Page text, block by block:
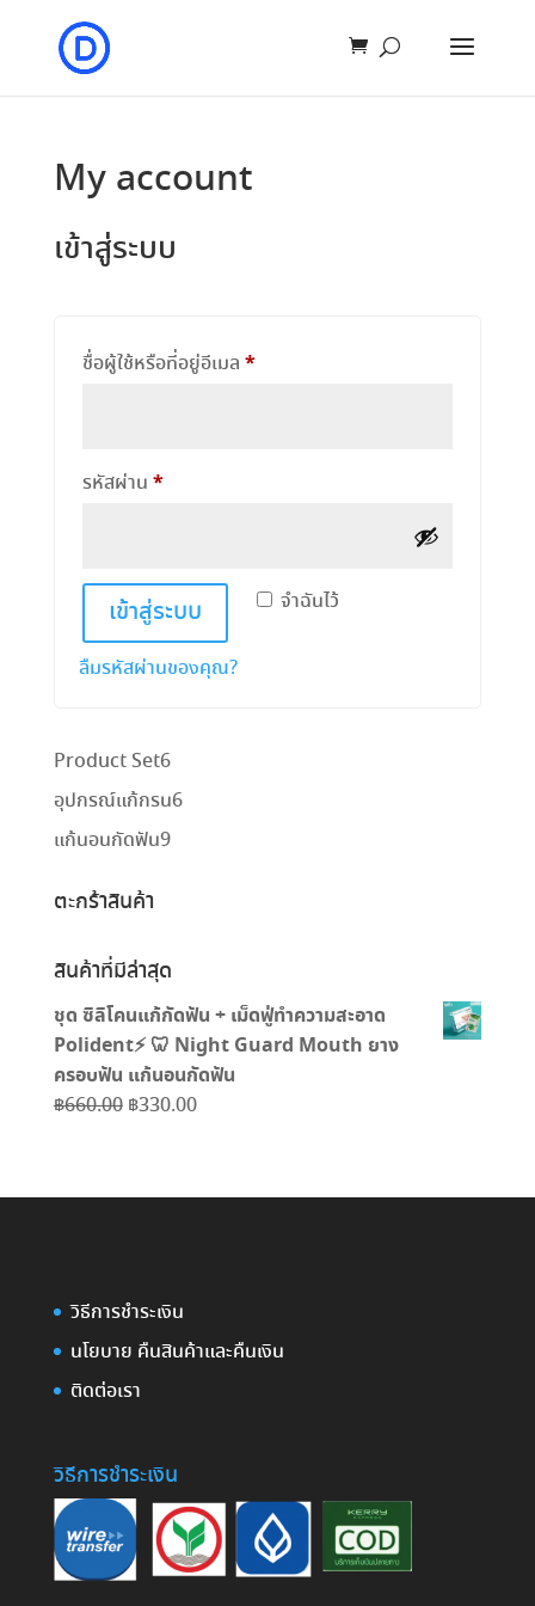
My account
เข้าสู่ระบบ
ชื่อผู้ใช้หรือที่อยู่อีเมล *ต้องการ
รหัสผ่าน *ต้องการ
จำฉันไว้
เข้าสู่ระบบ
ลืมรหัสผ่านของคุณ?
Product Set66
สินค้า
อุปกรณ์แก้กรน66
แก้นอนกัดฟัน99
ตะกร้าสินค้า
สินค้าที่มีล่าสุด
ชุด ซิลิโคนแก้กัดฟัน + เม็ดฟู่ทำความสะอาด
Polident⚡️ 🦷 Night Guard Mouth ยาง
ครอบฟัน แก้นอนกัดฟัน
฿660.00 Original
฿660.00.
฿330.00Current
฿330.00.
วิธีการชำระเงิน
นโยบาย คืนสินค้าและคืนเงิน
ติดต่อเรา
วิธีการชำระเงิน